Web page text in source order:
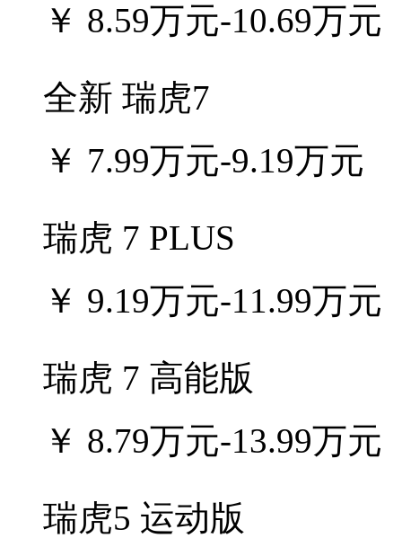
￥ 8.59万元-10.69万元
全新 瑞虎7
￥ 7.99万元-9.19万元
瑞虎 7 PLUS
￥ 9.19万元-11.99万元
瑞虎 7 高能版
￥ 8.79万元-13.99万元
瑞虎5 运动版